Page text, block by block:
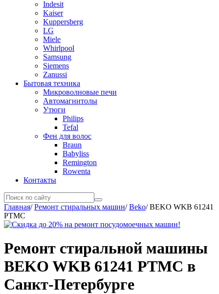
Indesit
Kaiser
Kuppersberg
LG
Miele
Whirlpool
Samsung
Siemens
Zanussi
Бытовая техника
Микроволновые печи
Автомагнитолы
Утюги
Philips
Tefal
Фен для волос
Braun
Babyliss
Remington
Rowenta
Контакты
Главная/Ремонт стиральных машин/Beko/BEKO WKB 61241
PTMC
Ремонт стиральной машины
BEKO WKB 61241 PTMC в
Санкт-Петербурге